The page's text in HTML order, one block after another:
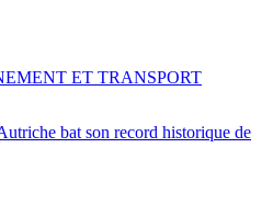
bat son record historique de
ET TRANSPORT